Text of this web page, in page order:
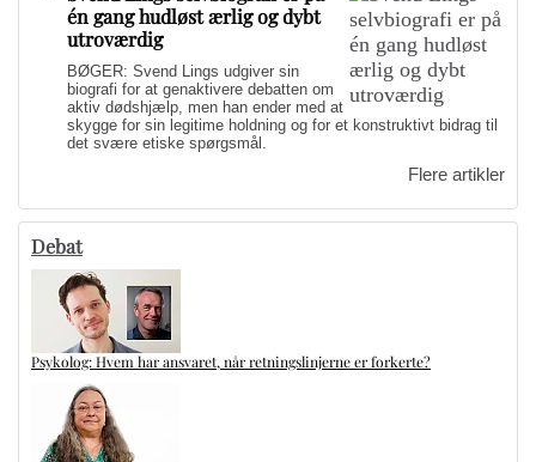
én gang hudløst ærlig og dybt
utroværdig
BØGER: Svend Lings udgiver sin
biografi for at genaktivere debatten om
aktiv dødshjælp, men han ender med at
skygge for sin legitime holdning og for et konstruktivt bidrag til
det svære etiske spørgsmål.
Flere artikler
Debat
Psykolog: Hvem har ansvaret, når retningslinjerne er forkerte?